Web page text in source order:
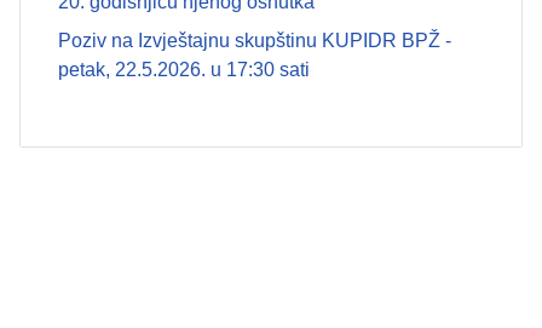
Poziv na Izvještajnu skupštinu KUPIDR BPŽ -
petak, 22.5.2026. u 17:30 sati